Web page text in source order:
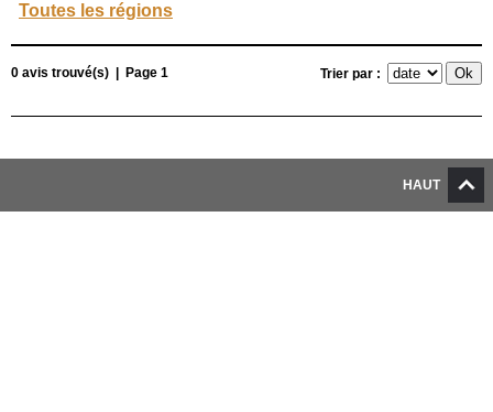
Toutes les régions
0 avis trouvé(s) | Page 1 Trier par :
HAUT